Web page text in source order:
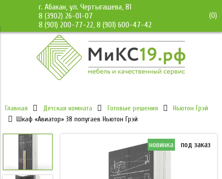
г. Абакан, ул. Чертыгашева, 81
8 (3902) 26-01-07
8 (901) 200-77-22, 8 (901) 600-47-42
(0)
Главная Детская комната Готовые решения
Ньютон Грэй
Шкаф «Авиатор» 38 попугаев Ньютон Грэй
новинка под заказ